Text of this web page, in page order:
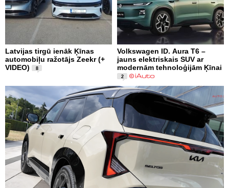
Latvijas tirgū ienāk Ķīnas
automobiļu ražotājs Zeekr (+
VIDEO)
8
Volkswagen ID. Aura T6 –
jauns elektriskais SUV ar
modernām tehnoloģijām Ķīnai
2